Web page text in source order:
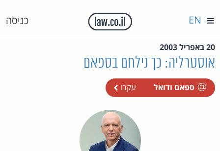
כניסה EN
20 באפריל 2003
אוסטרליה: כך נילחם בספאם
ספאם ודואל עקבו